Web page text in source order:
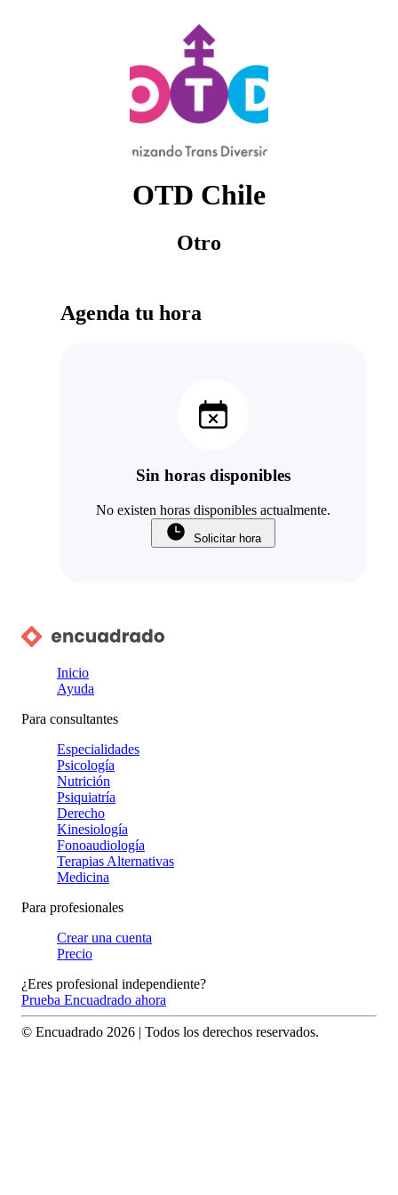
OTD Chile
Otro
Agenda tu hora
Sin horas disponibles
No existen horas disponibles actualmente.
Solicitar hora
Inicio
Ayuda
Para consultantes
Especialidades
Psicología
Nutrición
Psiquiatría
Derecho
Kinesiología
Fonoaudiología
Terapias Alternativas
Medicina
Para profesionales
Crear una cuenta
Precio
¿Eres profesional independiente?
Prueba Encuadrado ahora
© Encuadrado 2026 | Todos los derechos reservados.